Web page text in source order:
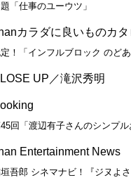
「仕事のユーウツ」
カラダに良いものカ
！「インフルブロック のどあ
UP／滝沢秀明
回「渡辺有子さんのシンプル
Entertainment News
吾郎 シネマナビ！『ジヌよ